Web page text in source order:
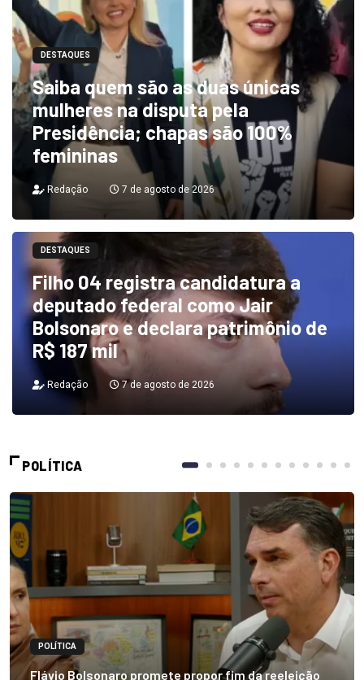
DESTAQUES
Saiba quem são as duas únicas
mulheres na disputa pela
Presidência; chapas são 100%
femininas
Redação 7 de agosto de 2026
DESTAQUES
Filho 04 registra candidatura a
deputado federal como Jair
Bolsonaro e declara patrimônio de
R$ 187 mil
Redação 7 de agosto de 2026
POLÍTICA
POLÍTICA
Flávio Bolsonaro promete propor fim da reeleição